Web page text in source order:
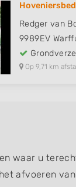
Redger van
9989EV
Op 9,71 km
waar u
afvoeren